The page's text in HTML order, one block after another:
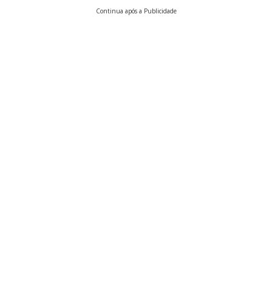
Continua após a Publicidade